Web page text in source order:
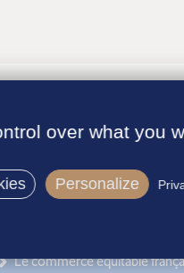
Le commerce équitable
over what you
Personalize